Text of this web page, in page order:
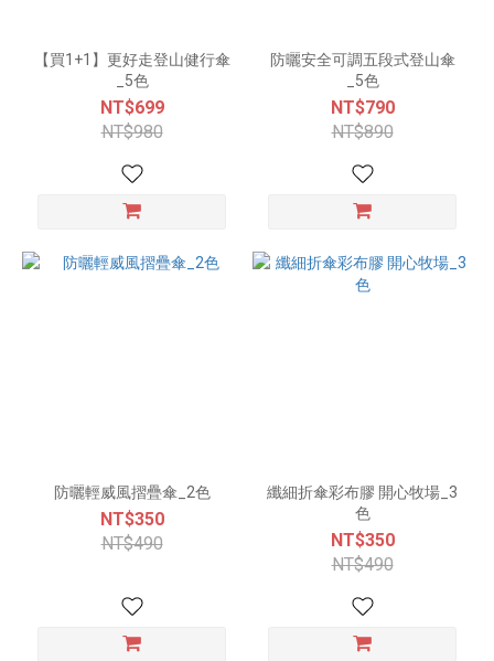
【買1+1】更好走登山健行傘
_5色
NT$699
NT$980
防曬安全可調五段式登山傘
_5色
NT$790
NT$890
防曬輕威風摺疊傘_2色
NT$350
NT$490
纖細折傘彩布膠 開心牧場_3
色
NT$350
NT$490